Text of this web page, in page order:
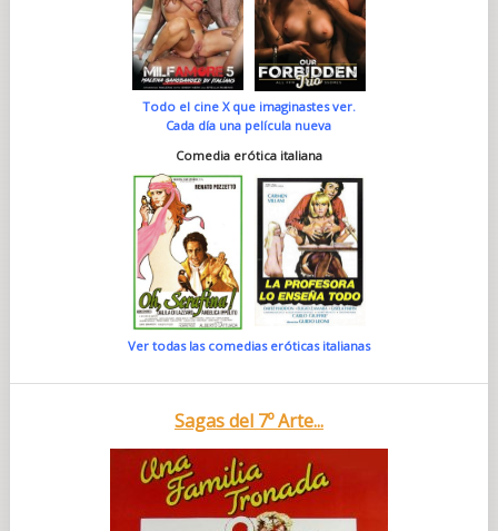
Todo el cine X que imaginastes ver.
Cada día una película nueva
Comedia erótica italiana
Ver todas las comedias eróticas italianas
Sagas del 7º Arte...